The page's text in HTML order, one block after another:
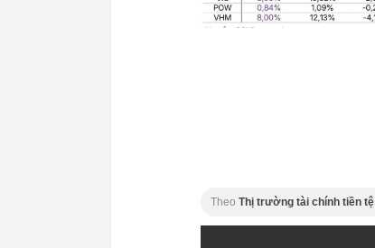
Theo Thị trường tài chính tiền tệ